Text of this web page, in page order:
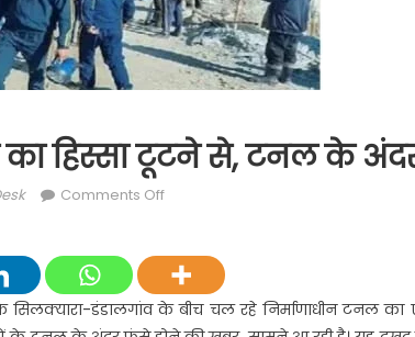
का हिस्सा टूटने से, टनल के
Comments Offon
का
हिस्सा
टूटने
सिलक्यारा-डंडालगांव के बीच चल रहे निर्माणाधीन टनल